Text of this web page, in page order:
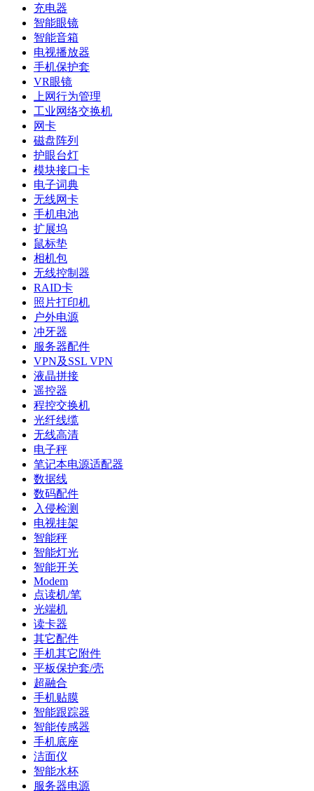
充电器
智能眼镜
智能音箱
电视播放器
手机保护套
VR眼镜
上网行为管理
工业网络交换机
网卡
磁盘阵列
护眼台灯
模块接口卡
电子词典
无线网卡
手机电池
扩展坞
鼠标垫
相机包
无线控制器
RAID卡
照片打印机
户外电源
冲牙器
服务器配件
VPN及SSL VPN
液晶拼接
遥控器
程控交换机
光纤线缆
无线高清
电子秤
笔记本电源适配器
数据线
数码配件
入侵检测
电视挂架
智能秤
智能灯光
智能开关
Modem
点读机/笔
光端机
读卡器
其它配件
手机其它附件
平板保护套/壳
超融合
手机贴膜
智能跟踪器
智能传感器
手机底座
洁面仪
智能水杯
服务器电源